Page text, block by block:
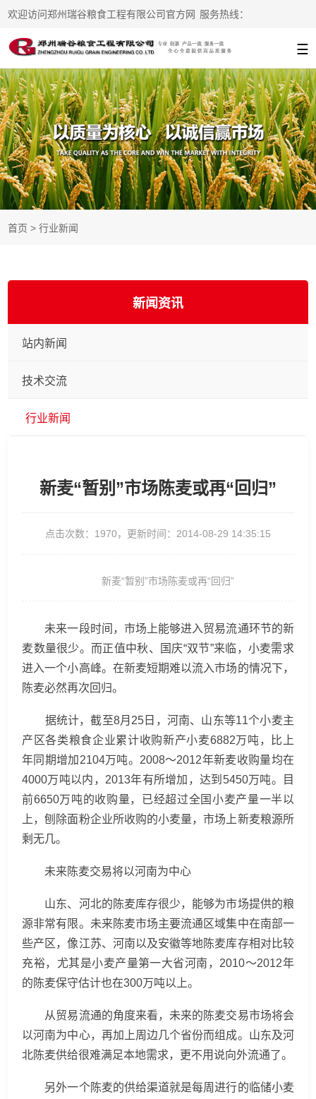
欢迎访问郑州瑞谷粮食工程有限公司官方网
站
服务热线：
13938215776 ☰
首页 >行业新闻
新闻资讯
站内新闻
技术交流
行业新闻
新麦“暂别”市场陈麦或再“回归”
点击次数：1970，更新时间：2014-08-29 14:35:15
新麦“暂别”市场陈麦或再“回归”
未来一段时间，市场上能够进入贸易流通环节的新
麦数量很少。而正值中秋、国庆“双节”来临，小麦需求
进入一个小高峰。在新麦短期难以流入市场的情况下，
陈麦必然再次回归。
据统计，截至8月25日，河南、山东等11个小麦主
产区各类粮食企业累计收购新产小麦6882万吨，比上
年同期增加2104万吨。2008～2012年新麦收购量均在
4000万吨以内，2013年有所增加，达到5450万吨。目
前6650万吨的收购量，已经超过全国小麦产量一半以
上，刨除面粉企业所收购的小麦量，市场上新麦粮源所
剩无几。
未来陈麦交易将以河南为中心
山东、河北的陈麦库存很少，能够为市场提供的粮
源非常有限。未来陈麦市场主要流通区域集中在南部一
些产区，像江苏、河南以及安徽等地陈麦库存相对比较
充裕，尤其是小麦产量第一大省河南，2010～2012年
的陈麦保守估计也在300万吨以上。
从贸易流通的角度来看，未来的陈麦交易市场将会
以河南为中心，再加上周边几个省份而组成。山东及河
北陈麦供给很难满足本地需求，更不用说向外流通了。
另外一个陈麦的供给渠道就是每周进行的临储小麦